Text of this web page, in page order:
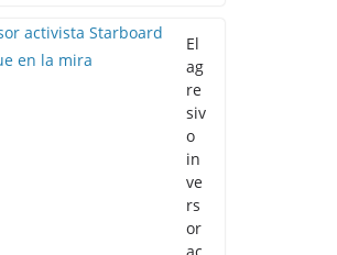
El
ag
re
siv
o
in
ve
rs
or